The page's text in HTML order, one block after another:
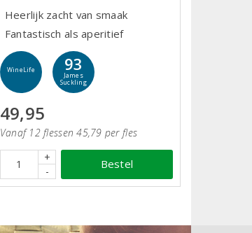
Heerlijk zacht van smaak
Fantastisch als aperitief
WineLife 93
James
Suckling
49,95
Vanaf 12 flessen 45,79 per fles
+
-
Bestel